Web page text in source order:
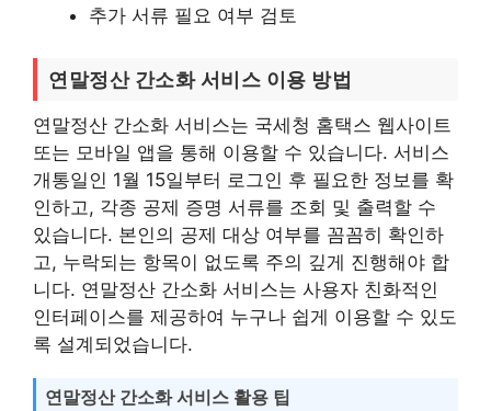
추가 서류 필요 여부 검토
연말정산 간소화 서비스 이용 방법
연말정산 간소화 서비스는 국세청 홈택스 웹사이트
또는 모바일 앱을 통해 이용할 수 있습니다. 서비스
개통일인 1월 15일부터 로그인 후 필요한 정보를 확
인하고, 각종 공제 증명 서류를 조회 및 출력할 수
있습니다. 본인의 공제 대상 여부를 꼼꼼히 확인하
고, 누락되는 항목이 없도록 주의 깊게 진행해야 합
니다. 연말정산 간소화 서비스는 사용자 친화적인
인터페이스를 제공하여 누구나 쉽게 이용할 수 있도
록 설계되었습니다.
연말정산 간소화 서비스 활용 팁